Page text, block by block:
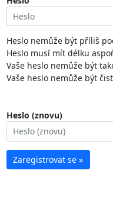
Heslo nemůže být příliš
Heslo musí mít délku
Vaše heslo nemůže být
Vaše heslo nemůže být
Heslo (znovu)
Zaregistrovat se »